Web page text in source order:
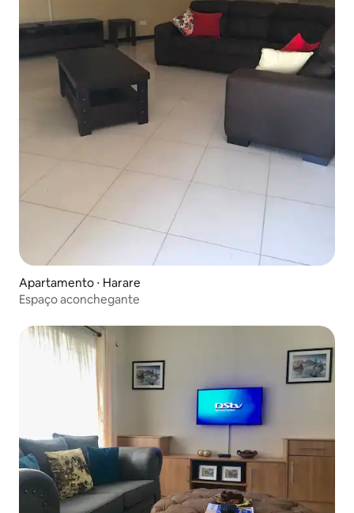
Apartamento ⋅ Harare
Espaço aconchegante